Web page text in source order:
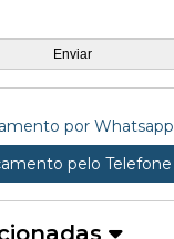
por Whatsapp
pelo Telefone